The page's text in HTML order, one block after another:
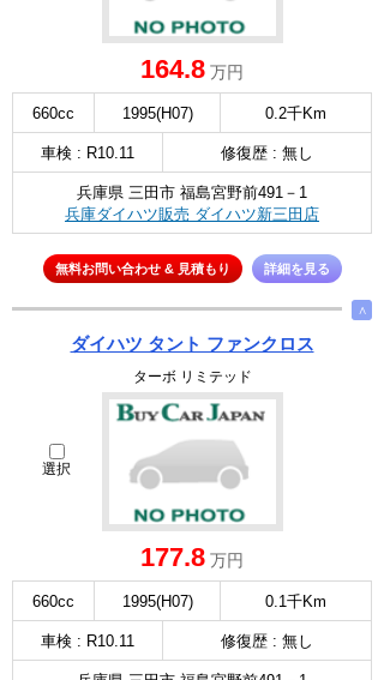
164.8 万円
660cc 1995(H07) 0.2千Km
車検 : R10.11 修復歴 : 無し
兵庫県 三田市 福島宮野前491－1
兵庫ダイハツ販売 ダイハツ新三田店
無料お問い合わせ & 見積もり 詳細を見る
∧
ダイハツ タント ファンクロス
ターボ リミテッド
選択
177.8 万円
660cc 1995(H07) 0.1千Km
車検 : R10.11 修復歴 : 無し